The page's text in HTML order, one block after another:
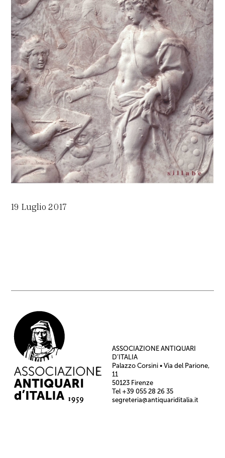
19 Luglio 2017
ASSOCIAZIONE ANTIQUARI
D’ITALIA
Palazzo Corsini • Via del Parione,
11
50123 Firenze
Tel +39 055 28 26 35
segreteria@antiquariditalia.it